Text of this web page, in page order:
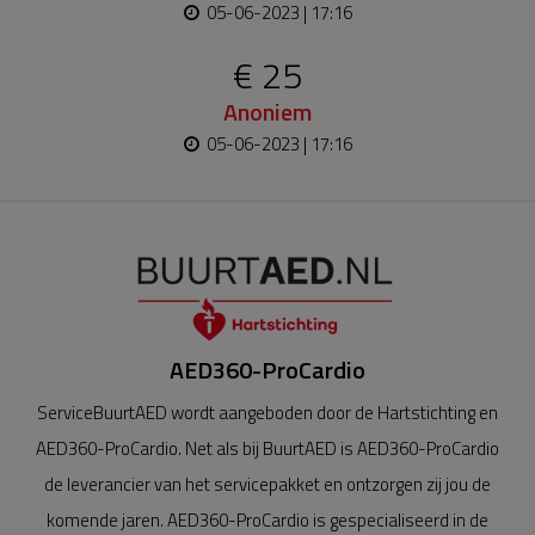
05-06-2023 | 17:16
€ 25
Anoniem
05-06-2023 | 17:16
AED360-ProCardio
ServiceBuurtAED wordt aangeboden door de Hartstichting en
AED360-ProCardio. Net als bij BuurtAED is AED360-ProCardio
de leverancier van het servicepakket en ontzorgen zij jou de
komende jaren. AED360-ProCardio is gespecialiseerd in de